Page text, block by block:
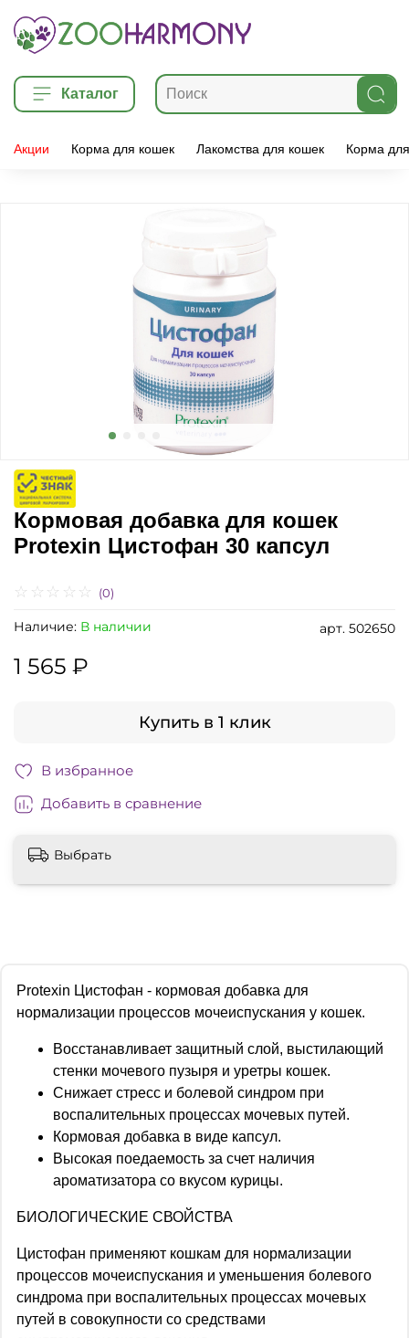
Каталог
Акции Корма для кошек Лакомства для кошек Корма
(0)
арт. 502650
Наличие: В наличии
Кормовая добавка для кошек
Protexin Цистофан 30 капсул
1 565 ₽
Купить в 1 клик
В избранное
Добавить в сравнение
Выбрать
Protexin Цистофан - кормовая добавка для
нормализации процессов мочеиспускания у кошек.
Восстанавливает защитный слой, выстилающий
стенки мочевого пузыря и уретры кошек.
Снижает стресс и болевой синдром при
воспалительных процессах мочевых путей.
Кормовая добавка в виде капсул.
Высокая поедаемость за счет наличия
ароматизатора со вкусом курицы.
БИОЛОГИЧЕСКИЕ СВОЙСТВА
Цистофан применяют кошкам для нормализации
процессов мочеиспускания и уменьшения болевого
синдрома при воспалительных процессах мочевых
путей в совокупности со средствами